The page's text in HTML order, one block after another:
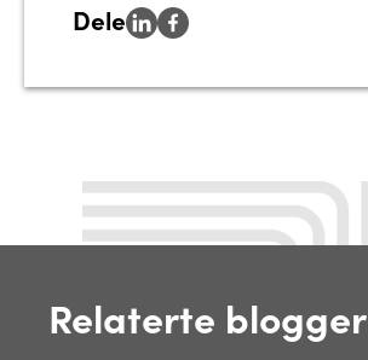
Dele
Relaterte blogger